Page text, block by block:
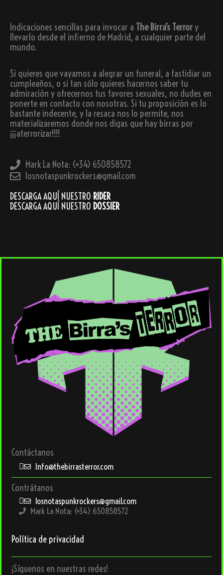
Indicaciones sencillas para invocar a The Birra’s Terrory
llevarlo desde el infierno de Madrid, a cualquier parte del
mundo.
Si quieres que vayamos a alegrar un funeral, a fastidiar un
cumpleaños, o si tan sólo quieres hacernos saber tu
admiración y ofrecernos tus favores sexuales, no dudes en
ponerte en contacto con nosotras. Si tu proposición es lo
bastante indecente, y la resaca nos lo permite, nos
materializaremos donde nos digas que hay birras por
¡¡¡aterrorizar!!!!
Mark La Nota: (+34) 650858572
losnotaspunkrockers@gmail.com
DESCARGA AQUÍ NUESTRO RIDER
DESCARGA AQUÍ NUESTRO DOSSIER
Contáctanos
Info@thebirrasterror.com
Contrátanos
losnotaspunkrockers@gmail.com
Mark La Nota: (+34) 650858572
Política de privacidad
¡Síguenos en nuestras redes!